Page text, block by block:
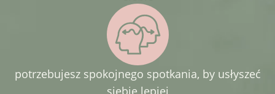
potrzebujesz spokojnego spotkania, by usłyszeć